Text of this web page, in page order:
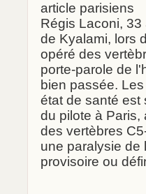
article parisiens
Régis Laconi,
de Kyalami, lors
opéré des
porte-parole de
bien passée.
état de santé est
du pilote à Paris,
des vertèbres
une paralysie de
provisoire ou